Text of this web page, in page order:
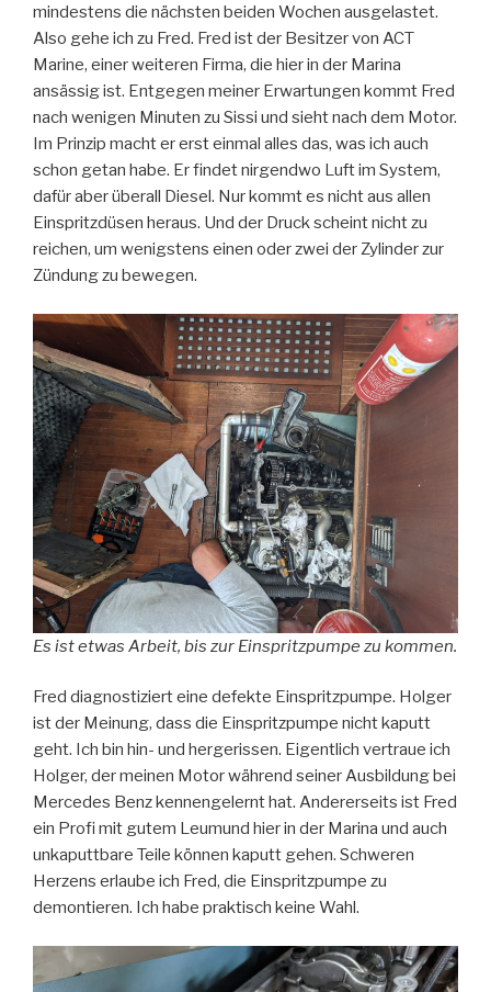
mindestens die nächsten beiden Wochen ausgelastet.
Also gehe ich zu Fred. Fred ist der Besitzer von ACT
Marine, einer weiteren Firma, die hier in der Marina
ansässig ist. Entgegen meiner Erwartungen kommt Fred
nach wenigen Minuten zu Sissi und sieht nach dem Motor.
Im Prinzip macht er erst einmal alles das, was ich auch
schon getan habe. Er findet nirgendwo Luft im System,
dafür aber überall Diesel. Nur kommt es nicht aus allen
Einspritzdüsen heraus. Und der Druck scheint nicht zu
reichen, um wenigstens einen oder zwei der Zylinder zur
Zündung zu bewegen.
Es ist etwas Arbeit, bis zur Einspritzpumpe zu kommen.
Fred diagnostiziert eine defekte Einspritzpumpe. Holger
ist der Meinung, dass die Einspritzpumpe nicht kaputt
geht. Ich bin hin- und hergerissen. Eigentlich vertraue ich
Holger, der meinen Motor während seiner Ausbildung bei
Mercedes Benz kennengelernt hat. Andererseits ist Fred
ein Profi mit gutem Leumund hier in der Marina und auch
unkaputtbare Teile können kaputt gehen. Schweren
Herzens erlaube ich Fred, die Einspritzpumpe zu
demontieren. Ich habe praktisch keine Wahl.